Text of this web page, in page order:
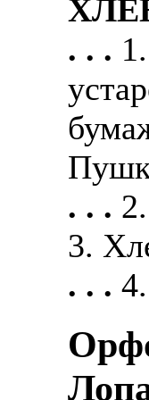
. . .
. . .
3.
. . .